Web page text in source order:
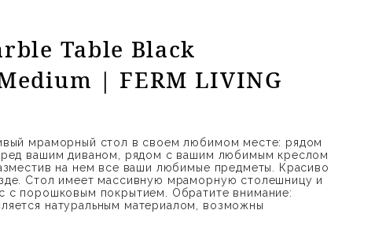
Table Black
| FERM LIVING
мраморный стол в своем любимом месте: рядом
вашим диваном, рядом с вашим любимым креслом
на нем все ваши любимые предметы. Красиво
Стол имеет массивную мраморную столешницу и
с порошковым покрытием. Обратите внимание:
натуральным материалом, возможны